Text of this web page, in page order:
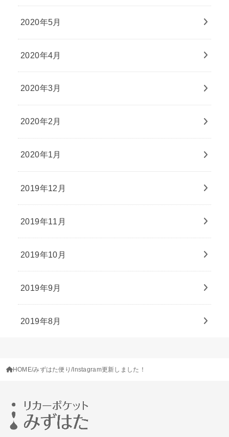
2020年5月
2020年4月
2020年3月
2020年2月
2020年1月
2019年12月
2019年11月
2019年10月
2019年9月
2019年8月
HOME みずはた便り Instagram更新しました！